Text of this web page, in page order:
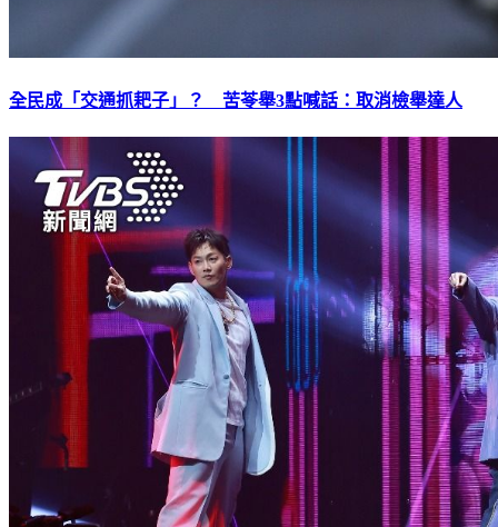
全民成「交通抓耙子」？ 苦苓舉3點喊話：取消檢舉達人